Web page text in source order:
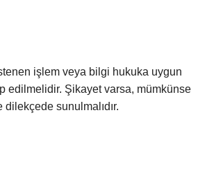
işlem veya bilgi hukuka uygun
edilmelidir. Şikayet varsa, mümkünse
sunulmalıdır.